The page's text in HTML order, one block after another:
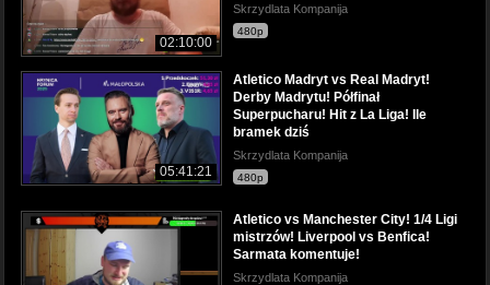
02:10:00
Skrzydlata Kompanija
480p
05:41:21
Atletico Madryt vs Real Madryt!
Derby Madrytu! Półfinał
Superpucharu! Hit z La Liga! Ile
bramek dziś
Skrzydlata Kompanija
480p
Atletico vs Manchester City! 1/4 Ligi
mistrzów! Liverpool vs Benfica!
Sarmata komentuje!
Skrzydlata Kompanija